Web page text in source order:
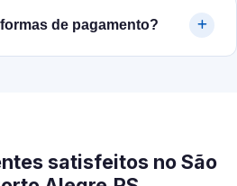
de pagamento?
satisfeitos no São